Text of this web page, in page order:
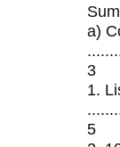
a)
3
1.
5